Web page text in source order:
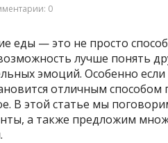
0
еды — это не просто
лучше понять
эмоций. Особенно
отличным способом
В этой статье мы
а также предложим